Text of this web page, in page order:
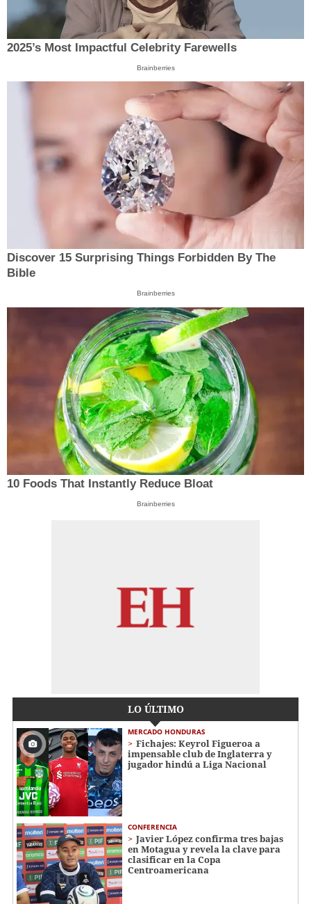
2025’s Most Impactful Celebrity Farewells
Brainberries
Discover 15 Surprising Things Forbidden By The
Bible
Brainberries
10 Foods That Instantly Reduce Bloat
Brainberries
LO ÚLTIMO
MERCADO HONDURAS
Fichajes: Keyrol Figueroa a
impensable club de Inglaterra y
jugador hindú a Liga Nacional
CONFERENCIA
Javier López confirma tres bajas
en Motagua y revela la clave para
clasificar en la Copa
Centroamericana